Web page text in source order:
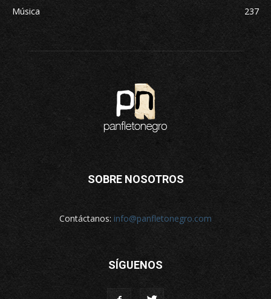
Música
237
SOBRE NOSOTROS
Contáctanos: info@panfletonegro.com
SÍGUENOS